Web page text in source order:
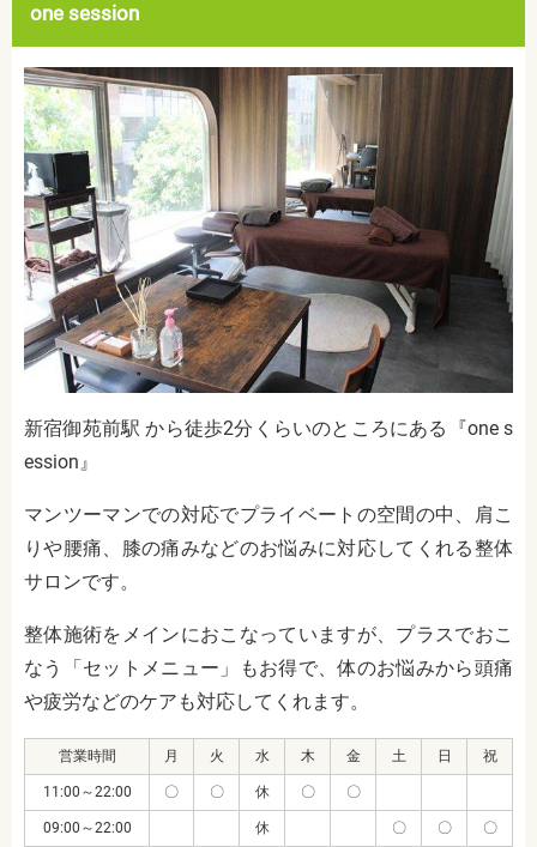
one session
新宿御苑前駅 から徒歩2分くらいのところにある『one s
ession』
マンツーマンでの対応でプライベートの空間の中、肩こ
りや腰痛、膝の痛みなどのお悩みに対応してくれる整体
サロンです。
整体施術をメインにおこなっていますが、プラスでおこ
なう「セットメニュー」もお得で、体のお悩みから頭痛
や疲労などのケアも対応してくれます。
営業時間 月 火 水 木 金 土 日 祝
11:00～22:00 〇 〇 休 〇 〇
09:00～22:00 休 〇 〇 〇